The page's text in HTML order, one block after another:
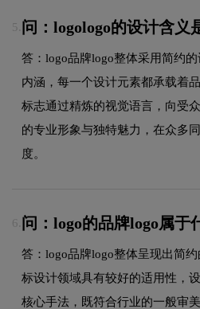
5. 问：logologo的设计含义
答：logo品牌logo整体采用简约
内涵，每一个设计元素都承载着
标志通过精炼的视觉语言，向受
的专业形象与独特魅力，在众多
度。
6. 问：logo的品牌logo属于
答：logo品牌logo整体呈现出简
标设计领域具有较好的适用性，
核心手法，既符合行业的一般审